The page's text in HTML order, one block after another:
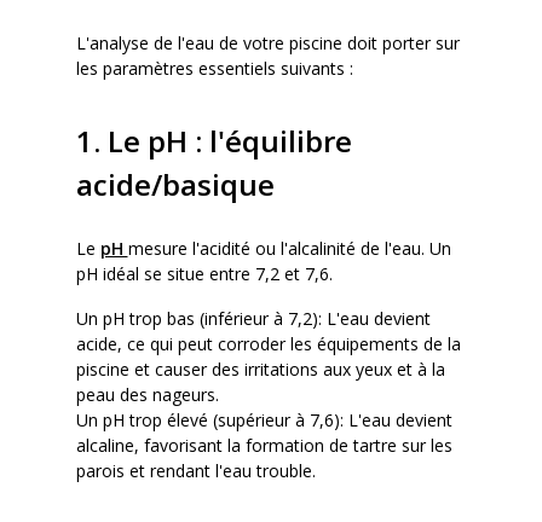
L'analyse de l'eau de votre piscine doit porter sur
les paramètres essentiels suivants :
1. Le pH : l'équilibre
acide/basique
Le pH mesure l'acidité ou l'alcalinité de l'eau. Un
pH idéal se situe entre 7,2 et 7,6.
Un pH trop bas (inférieur à 7,2): L'eau devient
acide, ce qui peut corroder les équipements de la
piscine et causer des irritations aux yeux et à la
peau des nageurs.
Un pH trop élevé (supérieur à 7,6): L'eau devient
alcaline, favorisant la formation de tartre sur les
parois et rendant l'eau trouble.